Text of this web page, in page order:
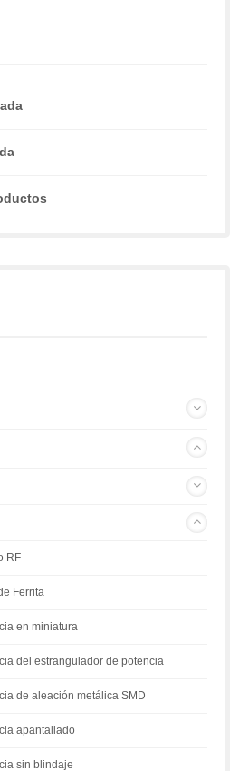
RF
Ferrita
en miniatura
del estrangulador de potencia
de aleación metálica SMD
apantallado
sin blindaje